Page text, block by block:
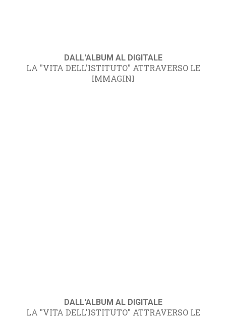
DALL'ALBUM AL DIGITALE
LA "VITA DELL'ISTITUTO" ATTRAVERSO LE
IMMAGINI
DALL'ALBUM AL DIGITALE
LA "VITA DELL'ISTITUTO" ATTRAVERSO LE